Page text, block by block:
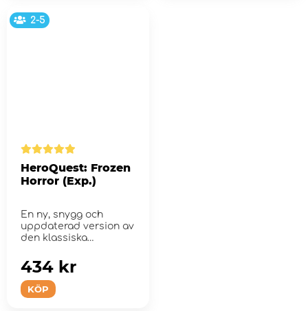
2-5
HeroQuest: Frozen
Horror (Exp.)
En ny, snygg och
uppdaterad version av
den klassiska
expansionen!
KÖP
434 kr